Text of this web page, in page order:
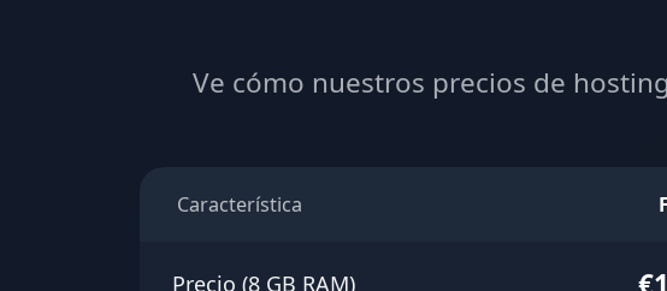
Ve cómo nuestros precios de
Característica
Precio (8 GB RAM)